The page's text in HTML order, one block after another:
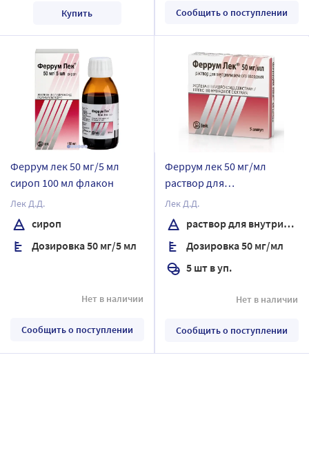
Купить Сообщить о поступлении
Феррум лек 50 мг/5 мл
сироп 100 мл флакон
Лек Д.Д.
сироп
Дозировка 50 мг/5 мл
Нет в наличии
Сообщить о поступлении
Феррум лек 50 мг/мл
раствор для
внутримышечного
введения 2 мл ампулы 5
шт.
Лек Д.Д.
раствор для внутримышечного введения
Дозировка 50 мг/мл
5 шт в уп.
Нет в наличии
Сообщить о поступлении